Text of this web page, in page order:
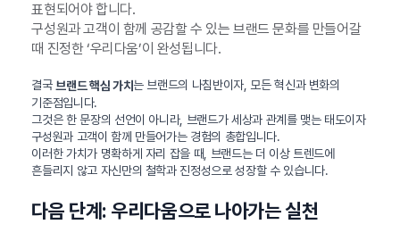
표현되어야 합니다.
구성원과 고객이 함께 공감할 수 있는 브랜드 문화를 만들어갈
때 진정한 ‘우리다움’이 완성됩니다.
결국 브랜드 핵심 가치는 브랜드의 나침반이자, 모든 혁신과 변화의
기준점입니다.
그것은 한 문장의 선언이 아니라, 브랜드가 세상과 관계를 맺는 태도이자
구성원과 고객이 함께 만들어가는 경험의 총합입니다.
이러한 가치가 명확하게 자리 잡을 때, 브랜드는 더 이상 트렌드에
흔들리지 않고 자신만의 철학과 진정성으로 성장할 수 있습니다.
다음 단계: 우리다움으로 나아가는 실천